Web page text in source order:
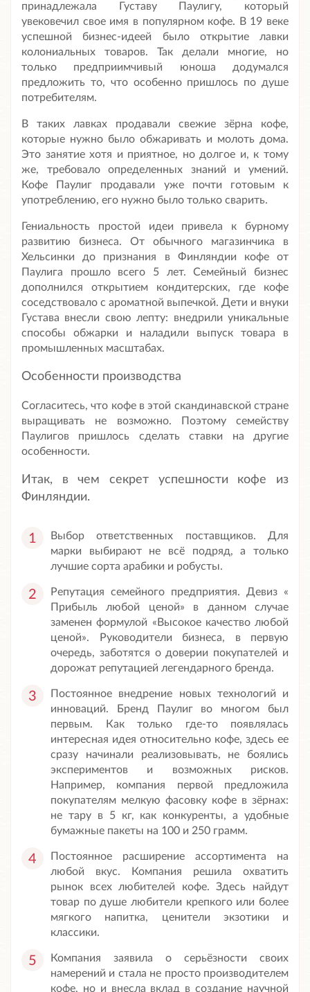
принадлежала Густаву Паулигу, который
увековечил свое имя в популярном кофе. В 19 веке
успешной бизнес-идеей было открытие лавки
колониальных товаров. Так делали многие, но
только предприимчивый юноша додумался
предложить то, что особенно пришлось по душе
потребителям.
В таких лавках продавали свежие зёрна кофе,
которые нужно было обжаривать и молоть дома.
Это занятие хотя и приятное, но долгое и, к тому
же, требовало определенных знаний и умений.
Кофе Паулиг продавали уже почти готовым к
употреблению, его нужно было только сварить.
Гениальность простой идеи привела к бурному
развитию бизнеса. От обычного магазинчика в
Хельсинки до признания в Финляндии кофе от
Паулига прошло всего 5 лет. Семейный бизнес
дополнился открытием кондитерских, где кофе
соседствовало с ароматной выпечкой. Дети и внуки
Густава внесли свою лепту: внедрили уникальные
способы обжарки и наладили выпуск товара в
промышленных масштабах.
Особенности производства
Согласитесь, что кофе в этой скандинавской стране
выращивать не возможно. Поэтому семейству
Паулигов пришлось сделать ставки на другие
особенности.
Итак, в чем секрет успешности кофе из
Финляндии.
Выбор ответственных поставщиков. Для
марки выбирают не всё подряд, а только
лучшие сорта арабики и робусты.
Репутация семейного предприятия. Девиз «
Прибыль любой ценой» в данном случае
заменен формулой «Высокое качество любой
ценой». Руководители бизнеса, в первую
очередь, заботятся о доверии покупателей и
дорожат репутацией легендарного бренда.
Постоянное внедрение новых технологий и
инноваций. Бренд Паулиг во многом был
первым. Как только где-то появлялась
интересная идея относительно кофе, здесь ее
сразу начинали реализовывать, не боялись
экспериментов и возможных рисков.
Например, компания первой предложила
покупателям мелкую фасовку кофе в зёрнах:
не тару в 5 кг, как конкуренты, а удобные
бумажные пакеты на 100 и 250 грамм.
Постоянное расширение ассортимента на
любой вкус. Компания решила охватить
рынок всех любителей кофе. Здесь найдут
товар по душе любители крепкого или более
мягкого напитка, ценители экзотики и
классики.
Компания заявила о серьёзности своих
намерений и стала не просто производителем
кофе, но и внесла вклад в создание научной